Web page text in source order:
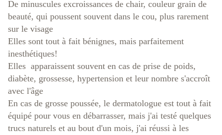
De minuscules excroissances de chair, couleur grain de
beauté, qui poussent souvent dans le cou, plus rarement
sur le visage
Elles sont tout à fait bénignes, mais parfaitement
inesthétiques!
Elles apparaissent souvent en cas de prise de poids,
diabète, grossesse, hypertension et leur nombre s'accroît
avec l'âge
En cas de grosse poussée, le dermatologue est tout à fait
équipé pour vous en débarrasser, mais j'ai testé quelques
trucs naturels et au bout d'un mois, j'ai réussi à les